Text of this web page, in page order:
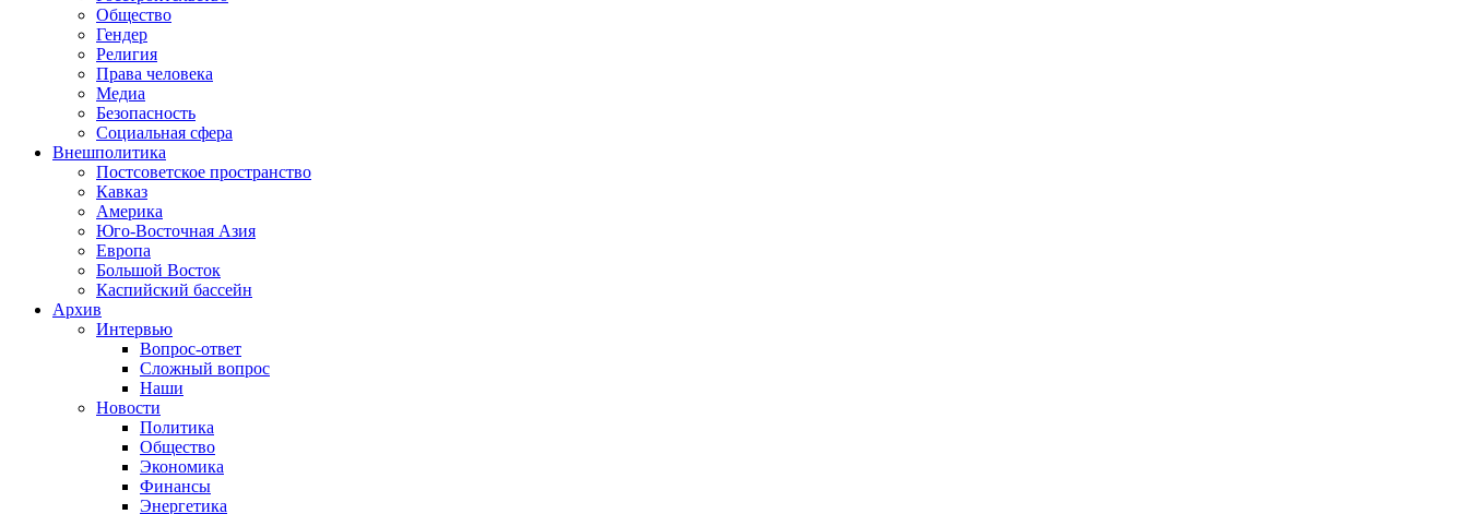
Общество
Гендер
Религия
Права человека
Медиа
Безопасность
Социальная сфера
Внешполитика
Постсоветское пространство
Кавказ
Америка
Юго-Восточная Азия
Европа
Большой Восток
Каспийский бассейн
Архив
Интервью
Вопрос-ответ
Сложный вопрос
Наши
Новости
Политика
Общество
Экономика
Финансы
Энергетика